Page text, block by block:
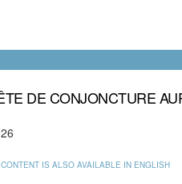
DE CONJONCTURE
IS ALSO AVAILABLE IN ENGLISH